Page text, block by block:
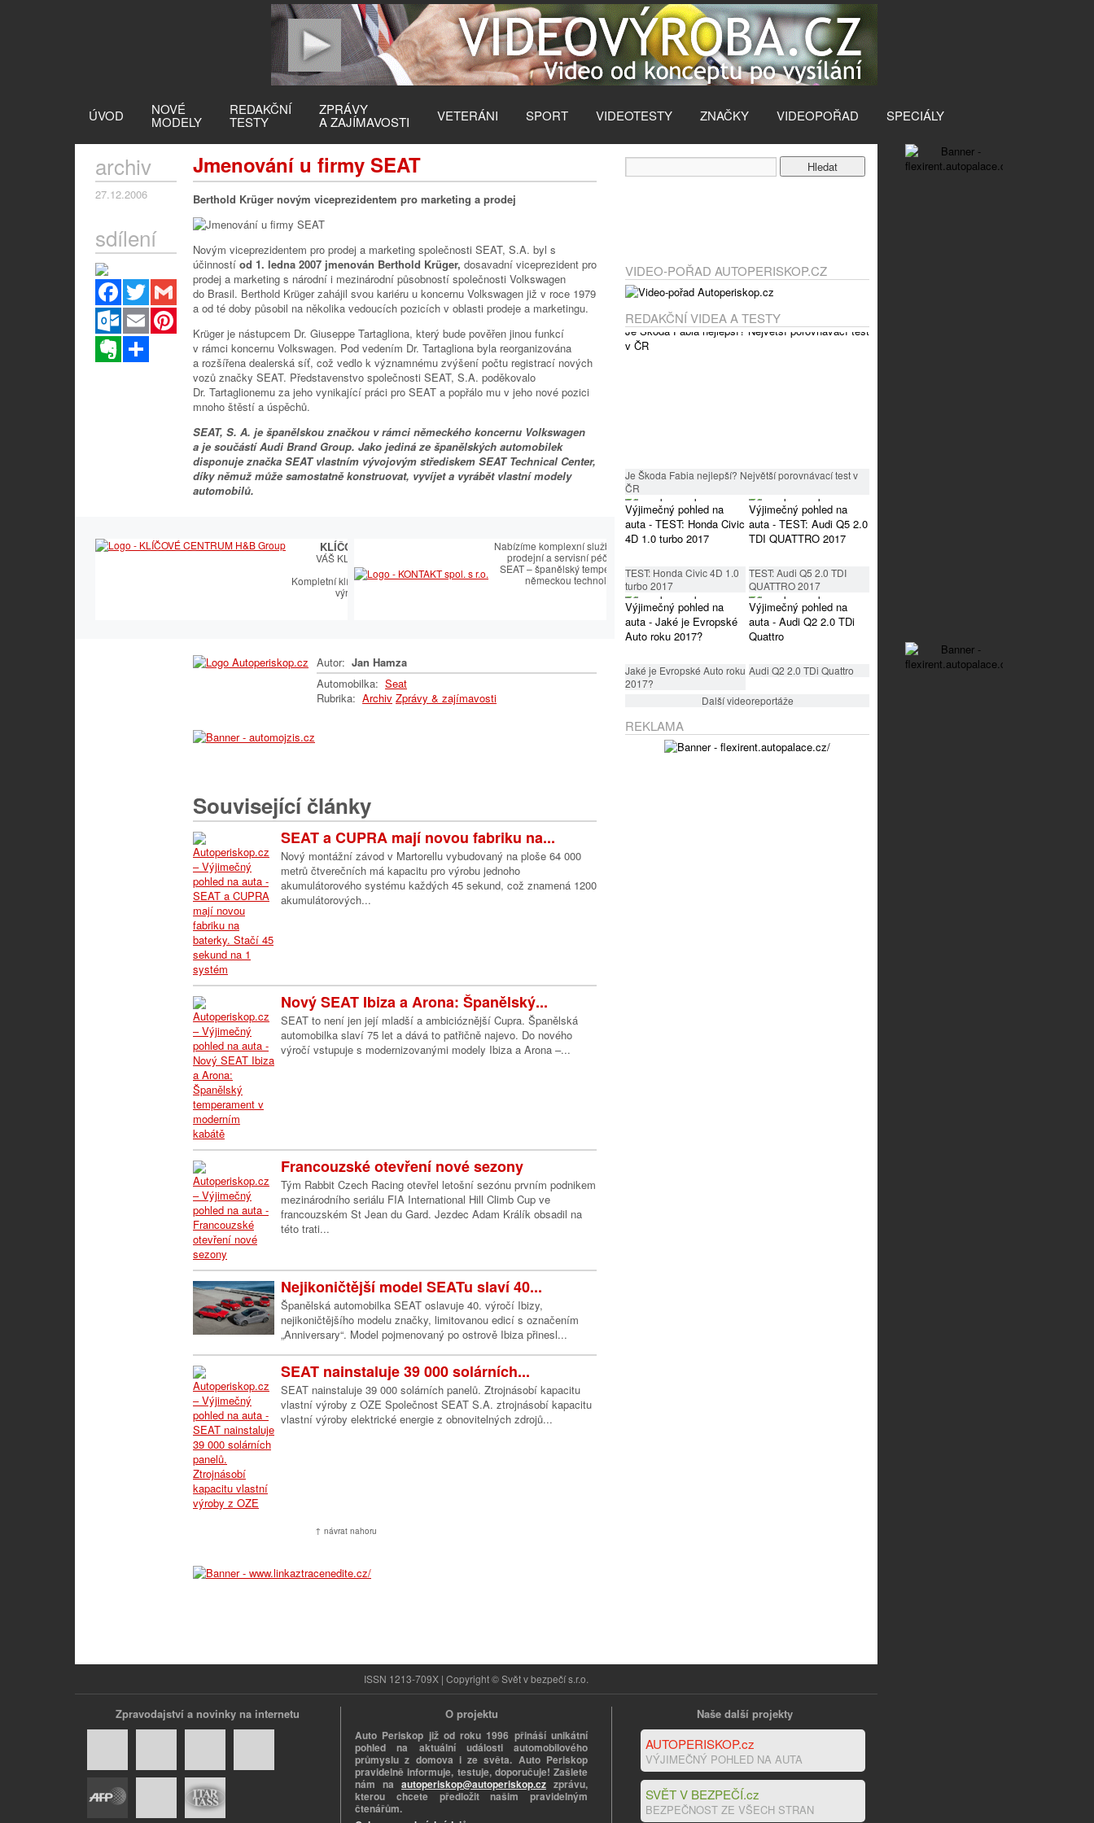
ÚVOD NOVÉ
MODELY
REDAKČNÍ
TESTY
ZPRÁVY
A ZAJÍMAVOSTI VETERÁNI SPORT VIDEOTESTY ZNAČKY VIDEOPOŘAD SPECIÁLY
Jmenování u firmy SEAT
archiv
27.12.2006
sdílení
Facebook
Twitter
Gmail
Outlook.com
Email
Pinterest
Evernote
Berthold Krüger novým viceprezidentem pro marketing a prodej
Novým viceprezidentem pro prodej a marketing společnosti SEAT, S.A. byl s
účinností od 1. ledna 2007 jmenován Berthold Krüger, dosavadní viceprezident pro
prodej a marketing s národní i mezinárodní působností společnosti Volkswagen
do Brasil. Berthold Krüger zahájil svou kariéru u koncernu Volkswagen již v roce 1979
a od té doby působil na několika vedoucích pozicích v oblasti prodeje a marketingu.
Krüger je nástupcem Dr. Giuseppe Tartagliona, který bude pověřen jinou funkcí
v rámci koncernu Volkswagen. Pod vedením Dr. Tartagliona byla reorganizována
a rozšířena dealerská síť, což vedlo k významnému zvýšení počtu registrací nových
vozů značky SEAT. Představenstvo společnosti SEAT, S.A. poděkovalo
Dr. Tartaglionemu za jeho vynikající práci pro SEAT a popřálo mu v jeho nové pozici
mnoho štěstí a úspěchů.
SEAT, S. A. je španělskou značkou v rámci německého koncernu Volkswagen
a je součástí Audi Brand Group. Jako jediná ze španělských automobilek
disponuje značka SEAT vlastním vývojovým střediskem SEAT Technical Center,
díky němuž může samostatně konstruovat, vyvíjet a vyrábět vlastní modely
automobilů.
KLÍČOVÉ CENTRUM
VÁŠ KLÍČOVÝ PARTNER
Kompletní klíčařský sortiment včetně
výroby autoklíčů
Nabízíme komplexní služby v oblasti
prodejní a servisní péče SEAT.
SEAT – španělský temperament s
německou technologií
Autor: Jan Hamza
Automobilka: Seat
Rubrika: Archiv Zprávy & zajímavosti
Související články
SEAT a CUPRA mají novou fabriku na...
Nový montážní závod v Martorellu vybudovaný na ploše 64 000
metrů čtverečních má kapacitu pro výrobu jednoho
akumulátorového systému každých 45 sekund, což znamená 1200
akumulátorových...
Nový SEAT Ibiza a Arona: Španělský...
SEAT to není jen její mladší a ambicióznější Cupra. Španělská
automobilka slaví 75 let a dává to patřičně najevo. Do nového
výročí vstupuje s modernizovanými modely Ibiza a Arona –...
Francouzské otevření nové sezony
Tým Rabbit Czech Racing otevřel letošní sezónu prvním podnikem
mezinárodního seriálu FIA International Hill Climb Cup ve
francouzském St Jean du Gard. Jezdec Adam Králík obsadil na
této trati...
Nejikoničtější model SEATu slaví 40...
Španělská automobilka SEAT oslavuje 40. výročí Ibizy,
nejikoničtějšího modelu značky, limitovanou edicí s označením
„Anniversary“. Model pojmenovaný po ostrově Ibiza přinesl...
SEAT nainstaluje 39 000 solárních...
SEAT nainstaluje 39 000 solárních panelů. Ztrojnásobí kapacitu
vlastní výroby z OZE Společnost SEAT S.A. ztrojnásobí kapacitu
vlastní výroby elektrické energie z obnovitelných zdrojů...
↑ návrat nahoru
VIDEO-POŘAD AUTOPERISKOP.CZ
REDAKČNÍ VIDEA A TESTY
Je Škoda Fabia nejlepší? Největší porovnávací test v
ČR
TEST: Honda Civic 4D 1.0
turbo 2017
TEST: Audi Q5 2.0 TDI
QUATTRO 2017
Jaké je Evropské Auto roku
2017?
Audi Q2 2.0 TDi Quattro
Další videoreportáže
REKLAMA
ISSN 1213-709X | Copyright © Svět v bezpečí s.r.o.
Zpravodajství a novinky na internetu Naše další projekty
AUTOPERISKOP.cz
VÝJIMEČNÝ POHLED NA AUTA
SVĚT V BEZPEČÍ.cz
BEZPEČNOST ZE VŠECH STRAN
O projektu
Auto Periskop již od roku 1996 přináší unikátní
pohled na aktuální události automobilového
průmyslu z domova i ze světa. Auto Periskop
pravidelně informuje, testuje, doporučuje! Zašlete
nám na autoperiskop@autoperiskop.cz zprávu,
kterou chcete předložit našim pravidelným
čtenářům.